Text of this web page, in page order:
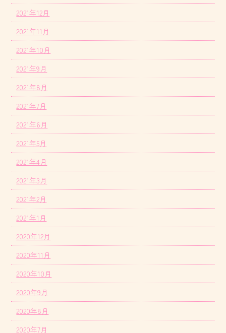
2021年12月
2021年11月
2021年10月
2021年9月
2021年8月
2021年7月
2021年6月
2021年5月
2021年4月
2021年3月
2021年2月
2021年1月
2020年12月
2020年11月
2020年10月
2020年9月
2020年8月
2020年7月